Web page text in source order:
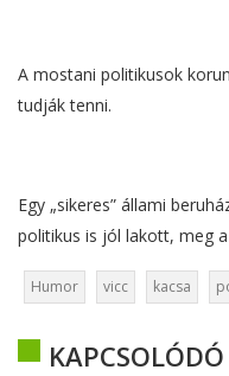
A mostani politikusok
tudják tenni.
Egy „sikeres” állami
politikus is jól lakott, meg
Humor vicc kacsa